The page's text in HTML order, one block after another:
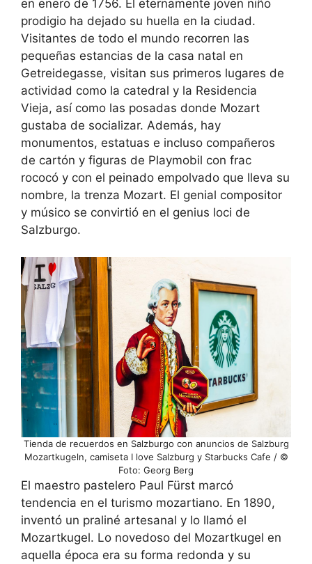
en enero de 1756. El eternamente joven niño
prodigio ha dejado su huella en la ciudad.
Visitantes de todo el mundo recorren las
pequeñas estancias de la casa natal en
Getreidegasse, visitan sus primeros lugares de
actividad como la catedral y la Residencia
Vieja, así como las posadas donde Mozart
gustaba de socializar. Además, hay
monumentos, estatuas e incluso compañeros
de cartón y figuras de Playmobil con frac
rococó y con el peinado empolvado que lleva su
nombre, la trenza Mozart. El genial compositor
y músico se convirtió en el genius loci de
Salzburgo.
Tienda de recuerdos en Salzburgo con anuncios de Salzburg
Mozartkugeln, camiseta I love Salzburg y Starbucks Cafe / ©
Foto: Georg Berg
El maestro pastelero Paul Fürst marcó
tendencia en el turismo mozartiano. En 1890,
inventó un praliné artesanal y lo llamó el
Mozartkugel. Lo novedoso del Mozartkugel en
aquella época era su forma redonda y su